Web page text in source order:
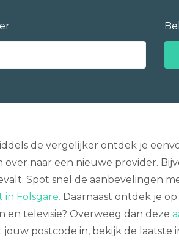
de vergelijker ontdek je
naar een nieuwe provider.
Spot snel de aanbevelingen
Folsgare. Daarnaast ontdek je
en televisie? Overweeg dan deze
postcode in, bekijk de